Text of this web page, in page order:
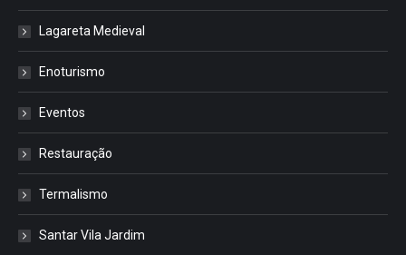
Lagareta Medieval
Enoturismo
Eventos
Restauração
Termalismo
Santar Vila Jardim